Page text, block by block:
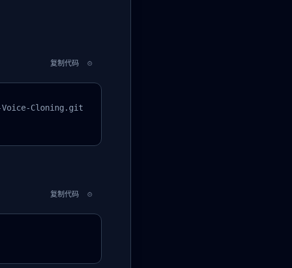
复制代码
Cloning.git
复制代码